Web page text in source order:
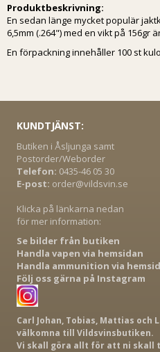
Produktbeskrivning:
En sedan länge mycket populär
6,5mm (.264") med en vikt på 156gr
En förpackning innehåller 100 st
KUNDTJÄNST:
Butiken i Åsljunga samt
Postorder/Weborder
Telefon: 0435-46 05 30
E-post: order@vildsvin.se
Klicka på länkarna nedan
för mer information:
Se bilder från butiken
Handla vapen via hemsidan
Handla ammunition via
Följ oss gärna på Instagram
Carl Johan, Tobias, Mattias och
välkomna till Vildsvinsbutiken.
Vi skall göra allt för att ni skall